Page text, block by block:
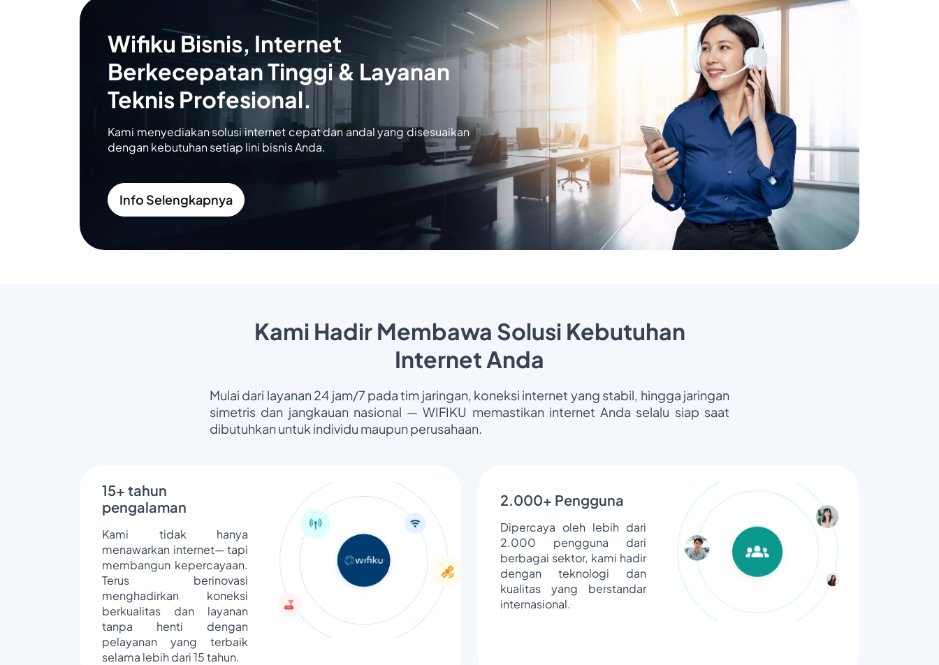
Wifiku Bisnis, Internet
Berkecepatan Tinggi & Layanan
Teknis Profesional.
Kami menyediakan solusi internet cepat dan andal yang disesuaikan
dengan kebutuhan setiap lini bisnis Anda.
Info Selengkapnya
Kami Hadir Membawa Solusi Kebutuhan
Internet Anda
Mulai dari layanan 24 jam/7 pada tim jaringan, koneksi internet yang stabil, hingga jaringan
simetris dan jangkauan nasional — WIFIKU memastikan internet Anda selalu siap saat
dibutuhkan untuk individu maupun perusahaan.
15+ tahun
pengalaman
Kami tidak hanya
menawarkan internet— tapi
membangun kepercayaan.
Terus berinovasi
menghadirkan koneksi
berkualitas dan layanan
tanpa henti dengan
pelayanan yang terbaik
selama lebih dari 15 tahun.
2.000+ Pengguna
Dipercaya oleh lebih dari
2.000 pengguna dari
berbagai sektor, kami hadir
dengan teknologi dan
kualitas yang berstandar
internasional.